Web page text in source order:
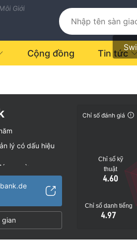
Giới
Cộng đồng Tin tức
lý có dấu hiệu
ngờ
gian
Chỉ số đánh giá
Chỉ số kỹ
thuật
4.60
Chỉ số danh tiếng
4.97